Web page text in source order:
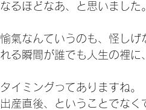
なるほどなあ、と思いました。
愉氣なんていうのも、怪し
れる瞬間が誰でも人生の裡に
タイミングってありますね。
出産直後、ということでなく